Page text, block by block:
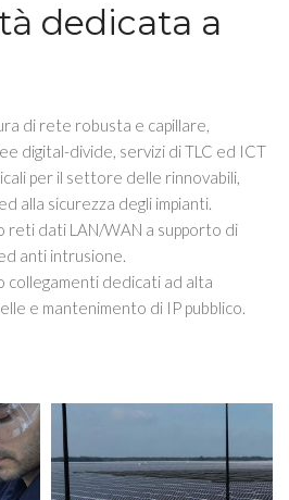
dedicata a
di rete robusta e capillare,
digital-divide, servizi di TLC ed ICT
per il settore delle rinnovabili,
alla sicurezza degli impianti.
reti dati LAN/WAN a supporto di
anti intrusione.
collegamenti dedicati ad alta
e mantenimento di IP pubblico.